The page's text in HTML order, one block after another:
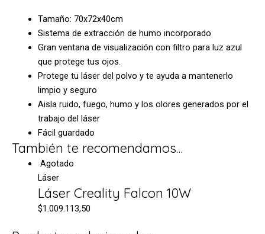
Tamaño: 70x72x40cm
Sistema de extracción de humo incorporado
Gran ventana de visualización con filtro para luz azul
que protege tus ojos.
Protege tu láser del polvo y te ayuda a mantenerlo
limpio y seguro
Aisla ruido, fuego, humo y los olores generados por el
trabajo del láser
Fácil guardado
También te recomendamos…
Agotado
Láser
Láser Creality Falcon 10W
$1.009.113,50